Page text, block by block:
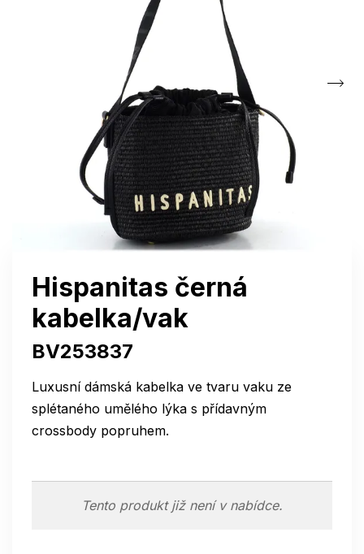
Hispanitas černá
kabelka/vak
BV253837
Luxusní dámská kabelka ve tvaru vaku ze
splétaného umělého lýka s přídavným
crossbody popruhem.
Tento produkt již není v nabídce.